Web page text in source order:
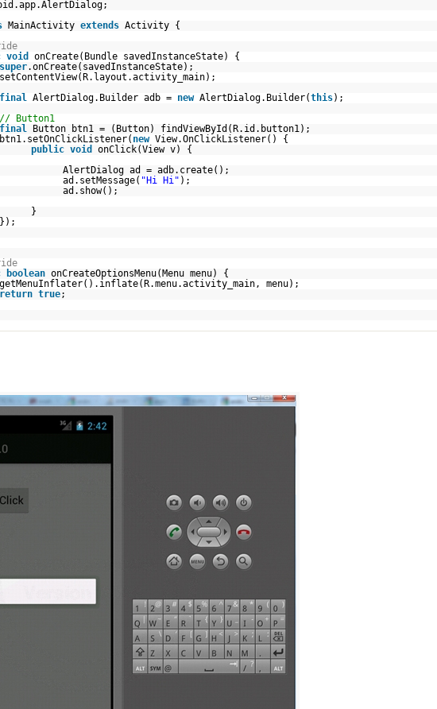
MainActivity extends Activity {
void
onCreate(Bundle savedInstanceState) {
super.onCreate(savedInstanceState);
setContentView(R.layout.activity_main);
final AlertDialog.Builder adb = new AlertDialog.Builder(this);
// Button1
final
Button btn1 = (Button) findViewById(R.id.button1);
btn1.setOnClickListener( new View.OnClickListener() {
public void
onClick(View v) {
AlertDialog ad = adb.create();
ad.setMessage( "Hi Hi" );
ad.show();
}
});
boolean onCreateOptionsMenu(Menu menu) {
getMenuInflater().inflate(R.menu.activity_main, menu);
return true;